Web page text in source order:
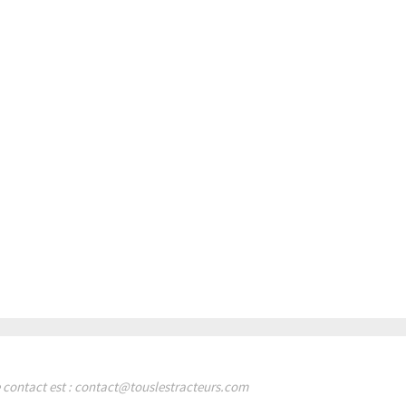
est : contact@touslestracteurs.com